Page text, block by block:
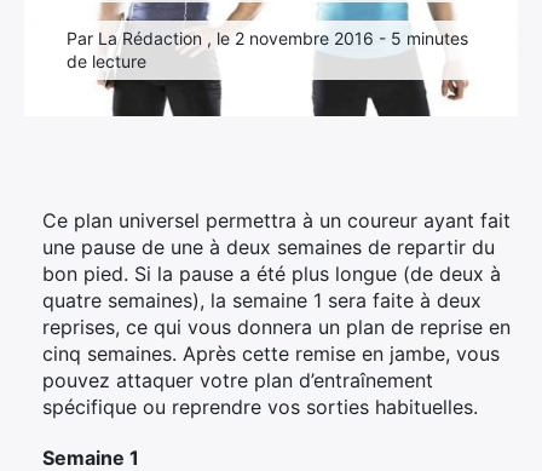
Par La Rédaction , le 2 novembre 2016 - 5 minutes
de lecture
Ce plan universel permettra à un coureur ayant fait
une pause de une à deux semaines de repartir du
bon pied. Si la pause a été plus longue (de deux à
quatre semaines), la semaine 1 sera faite à deux
reprises, ce qui vous donnera un plan de reprise en
cinq semaines. Après cette remise en jambe, vous
pouvez attaquer votre plan d’entraînement
spécifique ou reprendre vos sorties habituelles.
Semaine 1